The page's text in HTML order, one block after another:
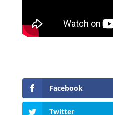
Facebook
Twitter